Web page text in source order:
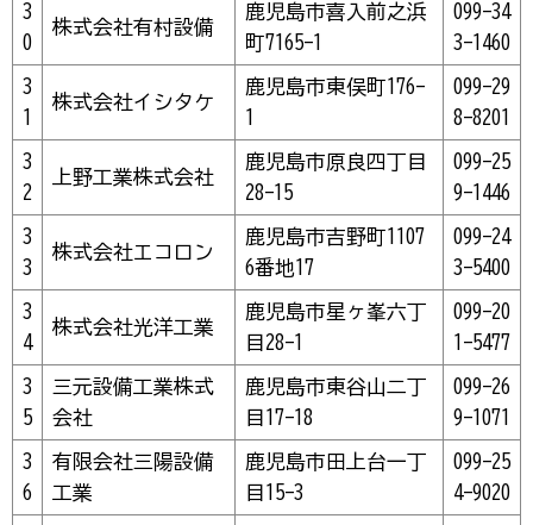
3
0
株式会社有村設備
鹿児島市喜入前之浜
町7165-1
099-34
3-1460
3
1
株式会社イシタケ
鹿児島市東俣町176-
1
099-29
8-8201
3
2
上野工業株式会社
鹿児島市原良四丁目
28-15
099-25
9-1446
3
3
株式会社エコロン
鹿児島市吉野町1107
6番地17
099-24
3-5400
3
4
株式会社光洋工業
鹿児島市星ヶ峯六丁
目28-1
099-20
1-5477
3
5
三元設備工業株式
会社
鹿児島市東谷山二丁
目17-18
099-26
9-1071
3
6
有限会社三陽設備
工業
鹿児島市田上台一丁
目15-3
099-25
4-9020